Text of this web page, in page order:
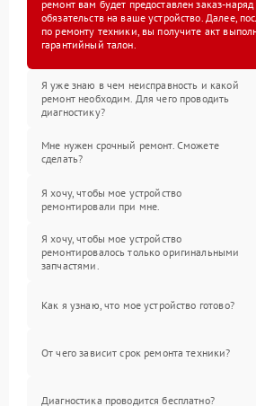
ремонт вам будет предоставлен заказ-
обязательств на ваше устройство. Далее,
по ремонту техники, вы получите акт
гарантийный талон.
Я уже знаю в чем неисправность и какой
ремонт необходим. Для чего проводить
диагностику?
Мне нужен срочный ремонт. Сможете
сделать?
Я хочу, чтобы мое устройство
ремонтировали при мне.
Я хочу, чтобы мое устройство
ремонтировалось только оригинальными
запчастями.
Как я узнаю, что мое устройство готово?
От чего зависит срок ремонта техники?
Диагностика проводится бесплатно?